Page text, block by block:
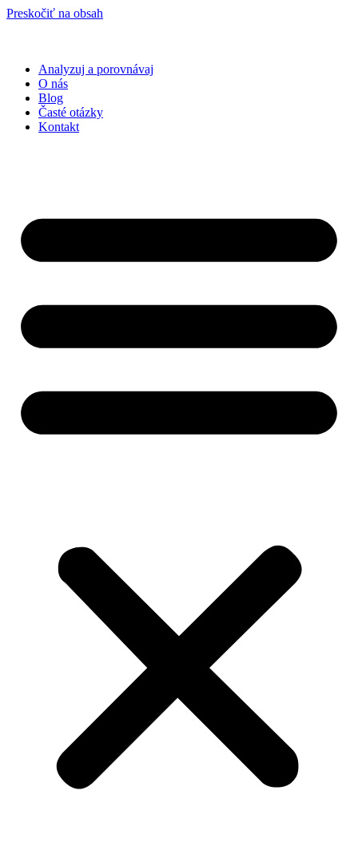
Preskočiť na obsah
Analyzuj a porovnávaj
O nás
Blog
Časté otázky
Kontakt